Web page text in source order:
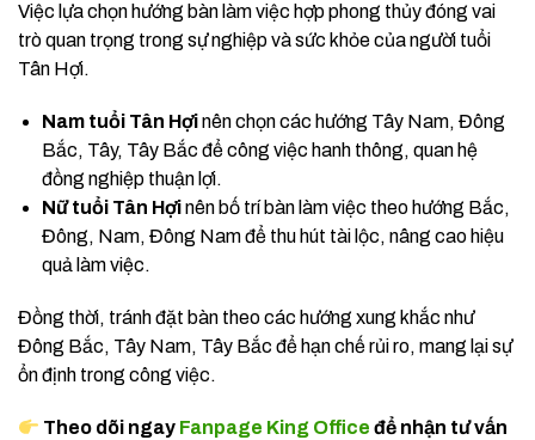
Việc lựa chọn hướng bàn làm việc hợp phong thủy đóng vai
trò quan trọng trong sự nghiệp và sức khỏe của người tuổi
Tân Hợi.
Nam tuổi Tân Hợinên chọn các hướng Tây Nam, Đông
Bắc, Tây, Tây Bắc để công việc hanh thông, quan hệ
đồng nghiệp thuận lợi.
Nữ tuổi Tân Hợinên bố trí bàn làm việc theo hướng Bắc,
Đông, Nam, Đông Nam để thu hút tài lộc, nâng cao hiệu
quả làm việc.
Đồng thời, tránh đặt bàn theo các hướng xung khắc như
Đông Bắc, Tây Nam, Tây Bắc để hạn chế rủi ro, mang lại sự
ổn định trong công việc.
Theo dõi ngay Fanpage King Office để nhận tư vấn